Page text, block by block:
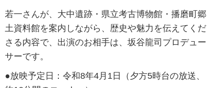
若一さんが、大中遺跡・県立考古博物館・播磨町郷
土資料館を案内しながら、歴史や魅力を伝えてくだ
さる内容で、出演のお相手は、坂谷龍司プロデュー
サーです。
●放映予定日：令和8年4月1日（夕方5時台の放送、